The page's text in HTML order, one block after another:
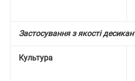
Застосування з якості
Культура